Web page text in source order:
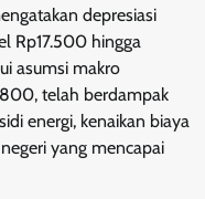
depresiasi
Rp17.500 hingga
asumsi makro
telah berdampak
energi, kenaikan biaya
yang mencapai